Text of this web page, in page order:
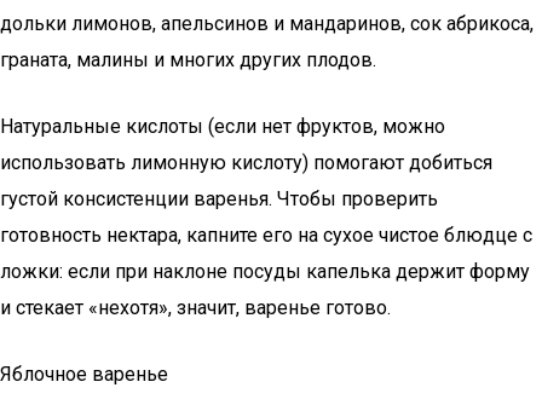
дольки лимонов, апельсинов и мандаринов, сок абрикоса,
граната, малины и многих других плодов.
Натуральные кислоты (если нет фруктов, можно
использовать лимонную кислоту) помогают добиться
густой консистенции варенья. Чтобы проверить
готовность нектара, капните его на сухое чистое блюдце с
ложки: если при наклоне посуды капелька держит форму
и стекает «нехотя», значит, варенье готово.
Яблочное варенье